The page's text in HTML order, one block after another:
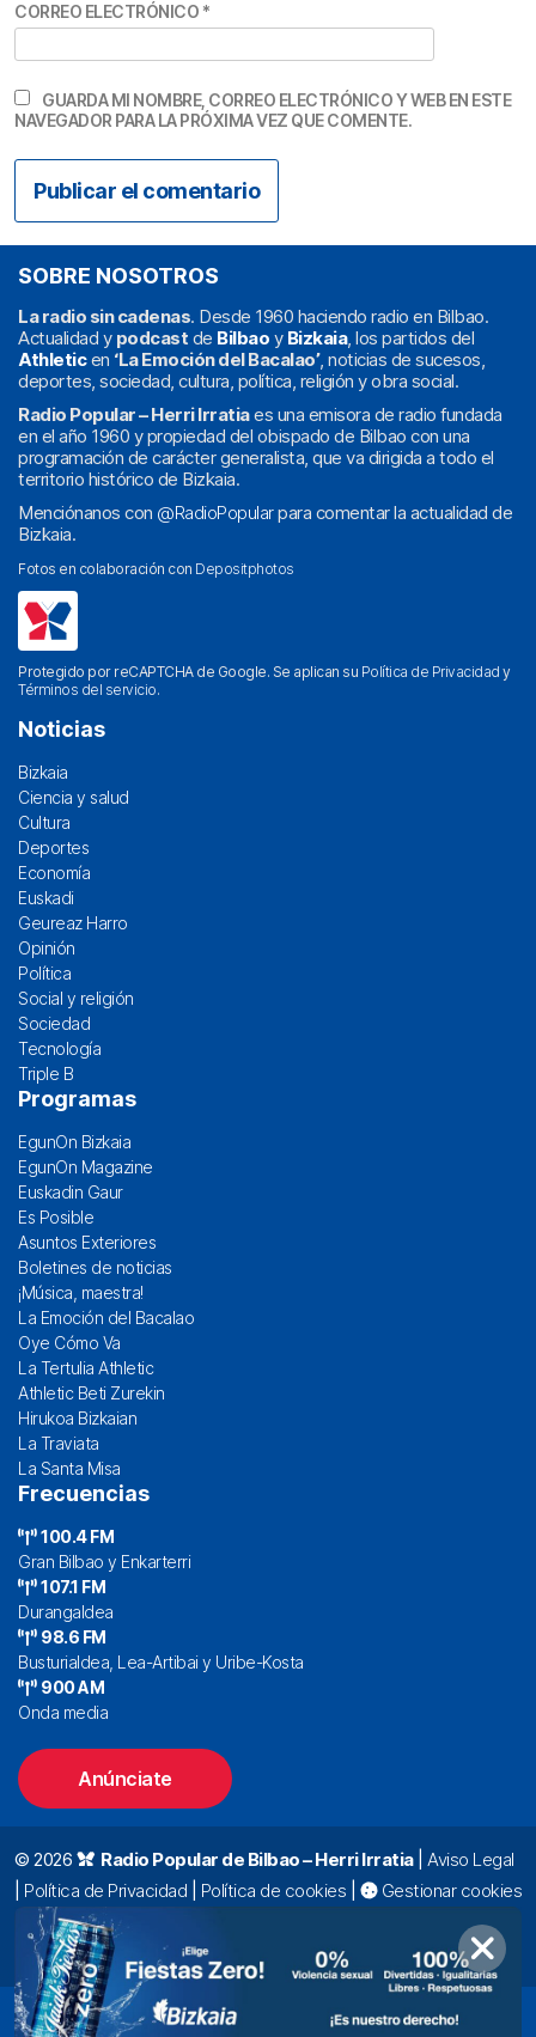
CORREO ELECTRÓNICO *
GUARDA MI NOMBRE, CORREO ELECTRÓNICO Y WEB EN ESTE
NAVEGADOR PARA LA PRÓXIMA VEZ QUE COMENTE.
SOBRE NOSOTROS
La radio sin cadenas. Desde 1960 haciendo radio en Bilbao.
Actualidad y podcast de Bilbao y Bizkaia, los partidos del
Athleticen ‘La Emoción del Bacalao’, noticias de sucesos,
deportes, sociedad, cultura, política, religión y obra social.
Radio Popular – Herri Irratiaes una emisora de radio fundada
en el año 1960 y propiedad del obispado de Bilbao con una
programación de carácter generalista, que va dirigida a todo el
territorio histórico de Bizkaia.
Menciónanos con @RadioPopularpara comentar la actualidad de
Bizkaia.
Fotos en colaboración con Depositphotos
Protegido por reCAPTCHA de Google. Se aplican su Política de Privacidad y
Términos del servicio.
Noticias
Bizkaia
Ciencia y salud
Cultura
Deportes
Economía
Euskadi
Geureaz Harro
Opinión
Política
Social y religión
Sociedad
Tecnología
Triple B
Programas
EgunOn Bizkaia
EgunOn Magazine
Euskadin Gaur
Es Posible
Asuntos Exteriores
Boletines de noticias
¡Música, maestra!
La Emoción del Bacalao
Oye Cómo Va
La Tertulia Athletic
Athletic Beti Zurekin
Hirukoa Bizkaian
La Traviata
La Santa Misa
Frecuencias
100.4 FM
Gran Bilbao y Enkarterri
107.1 FM
Durangaldea
98.6 FM
Busturialdea, Lea-Artibai y Uribe-Kosta
900 AM
Onda media
Anúnciate
© 2026 Radio Popular de Bilbao – Herri Irratia| Aviso Legal
Política de Privacidad Política de cookies
Gestionar cookies
Alda. Mazarredo, 47 – 7º 48009 Bilbao |
|
oyentes@radiopopular.com